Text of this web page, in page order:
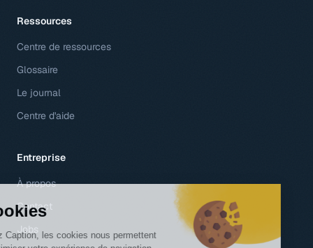
Ressources
Centre de ressources
Glossaire
Le journal
Centre d'aide
Entreprise
À propos
Contact
Jobs